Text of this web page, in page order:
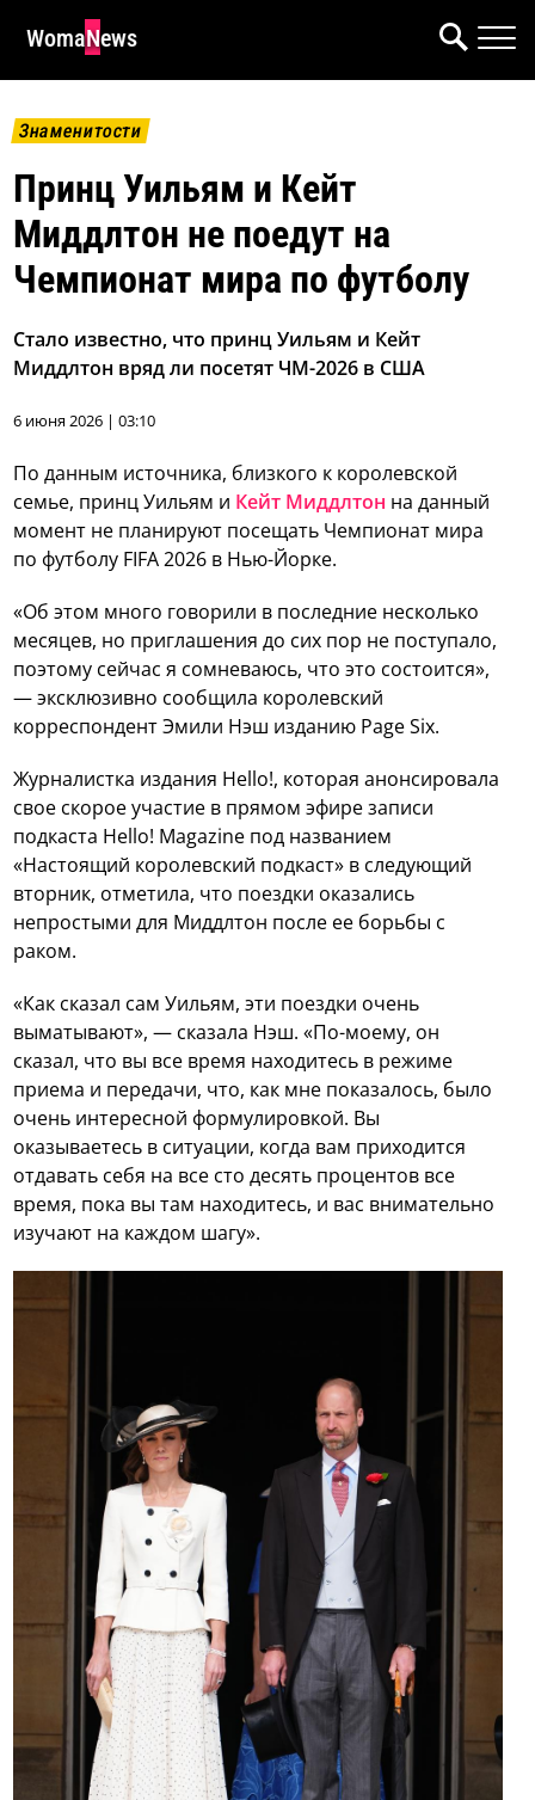
WomaNews
Знаменитости
Принц Уильям и Кейт
Миддлтон не поедут на
Чемпионат мира по футболу
Стало известно, что принц Уильям и Кейт
Миддлтон вряд ли посетят ЧМ-2026 в США
6 июня 2026 | 03:10
По данным источника, близкого к королевской
семье, принц Уильям и Кейт Миддлтон на данный
момент не планируют посещать Чемпионат мира
по футболу FIFA 2026 в Нью-Йорке.
«Об этом много говорили в последние несколько
месяцев, но приглашения до сих пор не поступало,
поэтому сейчас я сомневаюсь, что это состоится»,
— эксклюзивно сообщила королевский
корреспондент Эмили Нэш изданию Page Six.
Журналистка издания Hello!, которая анонсировала
свое скорое участие в прямом эфире записи
подкаста Hello! Magazine под названием
«Настоящий королевский подкаст» в следующий
вторник, отметила, что поездки оказались
непростыми для Миддлтон после ее борьбы с
раком.
«Как сказал сам Уильям, эти поездки очень
выматывают», — сказала Нэш. «По-моему, он
сказал, что вы все время находитесь в режиме
приема и передачи, что, как мне показалось, было
очень интересной формулировкой. Вы
оказываетесь в ситуации, когда вам приходится
отдавать себя на все сто десять процентов все
время, пока вы там находитесь, и вас внимательно
изучают на каждом шагу».